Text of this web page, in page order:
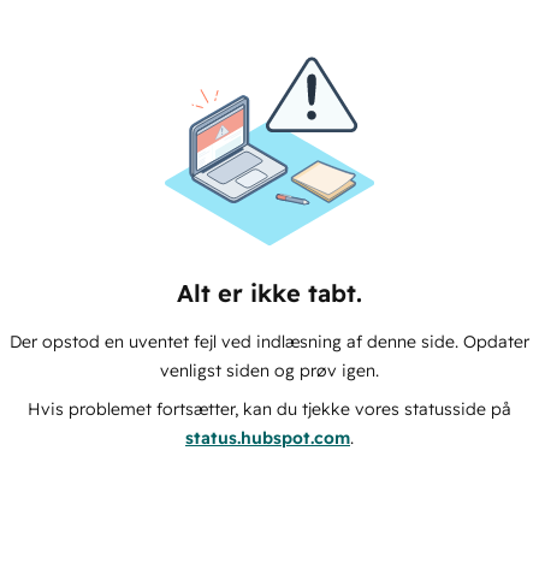
Alt er ikke tabt.
Der opstod en uventet fejl ved indlæsning af denne side. Opdater
venligst siden og prøv igen.
Hvis problemet fortsætter, kan du tjekke vores statusside på
status.hubspot.com.